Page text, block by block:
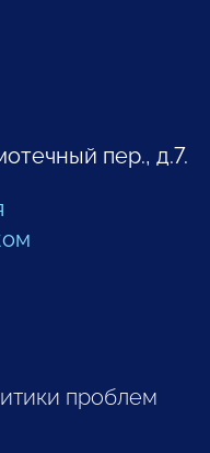
пер., д.7.
проблем